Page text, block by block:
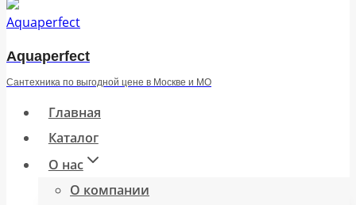
Aquaperfect
Сантехника по выгодной цене в Москве и МО
Главная
Каталог
О нас
О компании